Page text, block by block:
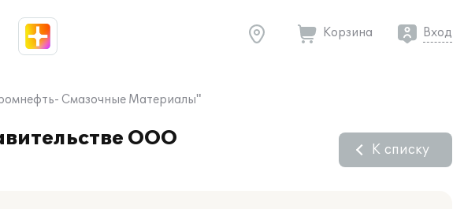
Корзина Вход
Смазочные Материалы"
ООО
К списку